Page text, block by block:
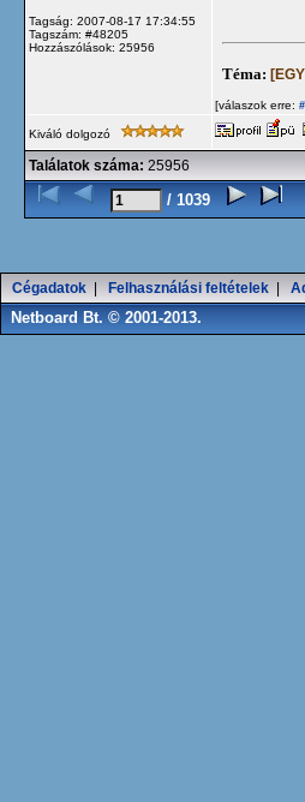
Tagság: 2007-08-17 17:34:55
Tagszám: #48205
Hozzászólások: 25956
Téma:
[válaszok erre:
Kiváló dolgozó
Találatok száma: 25956
/ 1039
Cégadatok Felhasználási feltételek
Netboard Bt. © 2001-2013.